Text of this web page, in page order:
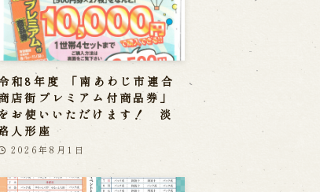
和8年度 「南あわじ市連合
店街プレミアム付商品券」
をお使いいただけます！ 淡
人形座
2026年8月1日